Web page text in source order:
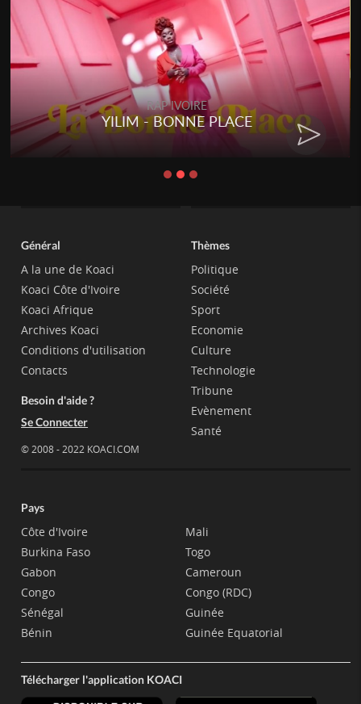
RAP IVOIRE
RENARD BARAKISSA - DOS DE
CHAT
Général
A la une de Koaci
Koaci Côte d'Ivoire
Koaci Afrique
Archives Koaci
Conditions d'utilisation
Contacts
Besoin d'aide ?
Se Connecter
© 2008 - 2022 KOACI.COM
Thèmes
Politique
Société
Sport
Economie
Culture
Technologie
Tribune
Evènement
Santé
Pays
Côte d'Ivoire
Burkina Faso
Gabon
Congo
Sénégal
Bénin
Mali
Togo
Cameroun
Congo (RDC)
Guinée
Guinée Equatorial
Télécharger l'application KOACI